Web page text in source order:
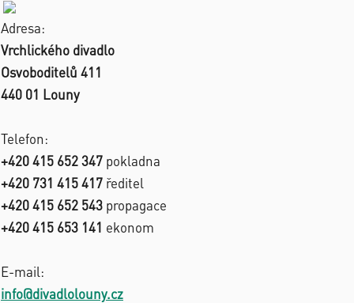
Adresa:
Vrchlického divadlo
Osvoboditelů 411
440 01 Louny
Telefon:
+420 415 652 347 pokladna
+420 731 415 417 ředitel
+420 415 652 543 propagace
+420 415 653 141 ekonom
E-mail:
info@divadlolouny.cz